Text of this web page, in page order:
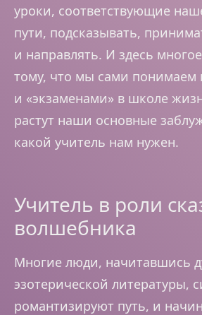
уроки, соответствующие
пути, подсказывать,
и направлять. И здесь
тому, что мы сами понимаем
и «экзаменами» в школе
растут наши основные
какой учитель нам нужен.
Учитель в роли
волшебника
Многие люди, начитавшись
эзотерической литературы,
романтизируют путь, и